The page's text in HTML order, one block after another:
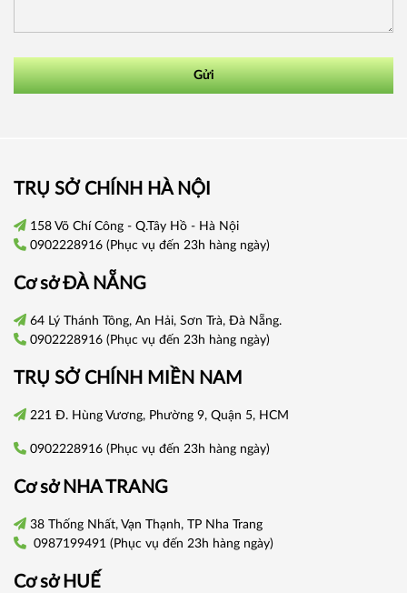
Gửi
TRỤ SỞ CHÍNH HÀ NỘI
158 Võ Chí Công - Q.Tây Hồ - Hà Nội
0902228916(Phục vụ đến 23h hàng ngày)
Cơ sởĐÀ NẴNG
64 Lý Thánh Tông, An Hải, Sơn Trà, Đà Nẵng.
0902228916(Phục vụ đến 23h hàng ngày)
TRỤ SỞ CHÍNH MIỀN NAM
221 Đ. Hùng Vương, Phường 9, Quận 5, HCM
0902228916(Phục vụ đến 23h hàng ngày)
Cơ sởNHA TRANG
38 Thống Nhất, Vạn Thạnh, TP Nha Trang
0987199491(Phục vụ đến 23h hàng ngày)
Cơ sởHUẾ